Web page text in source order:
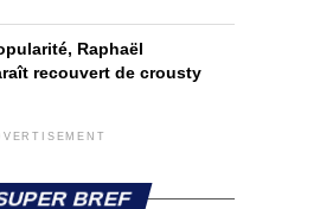
Raphaël
recouvert de crousty
BREF